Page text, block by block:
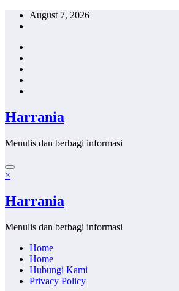
Skip
August 7, 2026
Harrania
Menulis dan berbagi informasi
×
Harrania
Menulis dan berbagi informasi
Home
Home
Hubungi Kami
Privacy Policy